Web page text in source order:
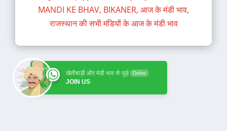
MANDI KE BHAV, BIKANER, आज के मंडी भाव,
राजस्थान की सभी मंडियों के आज के मंडी भाव
खेतीबाड़ी और मंडी भाव से जुड़े Online
JOIN US